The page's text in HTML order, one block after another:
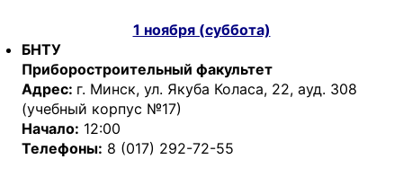
1 ноября (суббота)
БНТУ
Приборостроительный факультет
Адрес: г. Минск, ул. Якуба Коласа, 22, ауд. 308
(учебный корпус №17)
Начало: 12:00
Телефоны: 8 (017) 292-72-55